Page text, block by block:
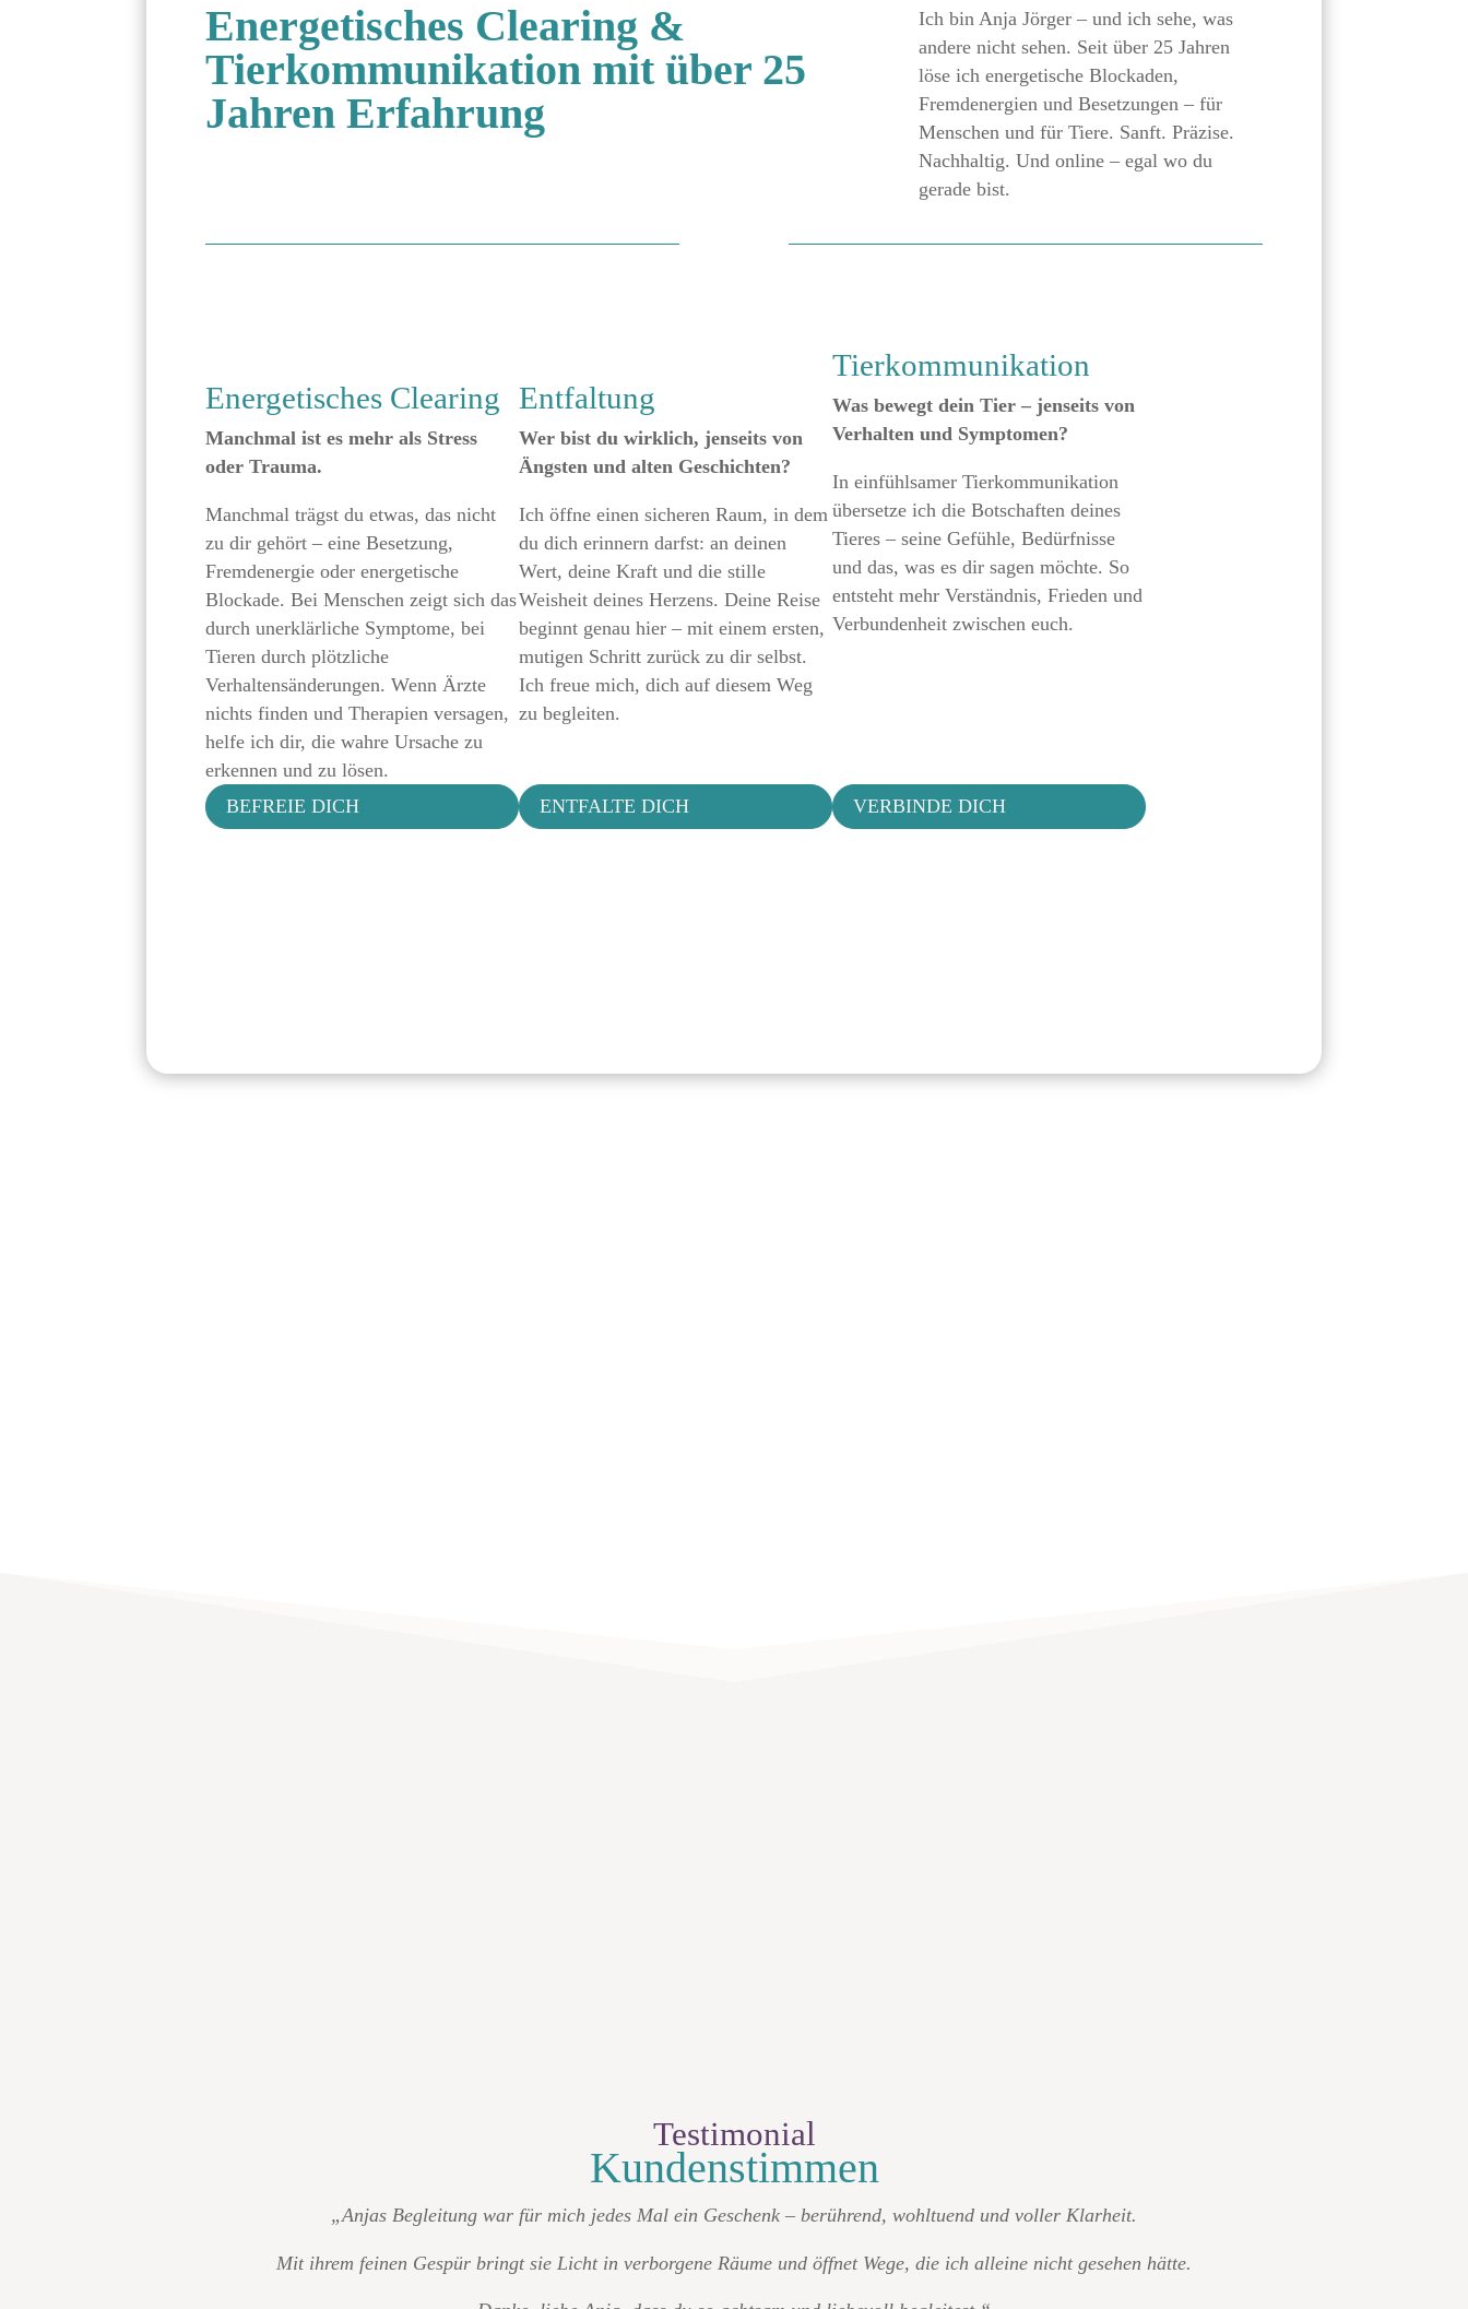
Energetisches Clearing &
Tierkommunikation mit über 25
Jahren Erfahrung
Ich bin Anja Jörger – und ich sehe, was
andere nicht sehen. Seit über 25 Jahren
löse ich energetische Blockaden,
Fremdenergien und Besetzungen – für
Menschen und für Tiere. Sanft. Präzise.
Nachhaltig. Und online – egal wo du
gerade bist.
Energetisches Clearing
Manchmal ist es mehr als Stress
oder Trauma.
Manchmal trägst du etwas, das nicht
zu dir gehört – eine Besetzung,
Fremdenergie oder energetische
Blockade. Bei Menschen zeigt sich das
durch unerklärliche Symptome, bei
Tieren durch plötzliche
Verhaltensänderungen. Wenn Ärzte
nichts finden und Therapien versagen,
helfe ich dir, die wahre Ursache zu
erkennen und zu lösen.
BEFREIE DICH
Entfaltung
Wer bist du wirklich, jenseits von
Ängsten und alten Geschichten?
Ich öffne einen sicheren Raum, in dem
du dich erinnern darfst: an deinen
Wert, deine Kraft und die stille
Weisheit deines Herzens. Deine Reise
beginnt genau hier – mit einem ersten,
mutigen Schritt zurück zu dir selbst.
Ich freue mich, dich auf diesem Weg
zu begleiten.
ENTFALTE DICH
Tierkommunikation
Was bewegt dein Tier – jenseits von
Verhalten und Symptomen?
In einfühlsamer Tierkommunikation
übersetze ich die Botschaften deines
Tieres – seine Gefühle, Bedürfnisse
und das, was es dir sagen möchte. So
entsteht mehr Verständnis, Frieden und
Verbundenheit zwischen euch.
VERBINDE DICH
Testimonial
Kundenstimmen
„Anjas Begleitung war für mich jedes Mal ein Geschenk – berührend, wohltuend und voller Klarheit.
Mit ihrem feinen Gespür bringt sie Licht in verborgene Räume und öffnet Wege, die ich alleine nicht gesehen hätte.